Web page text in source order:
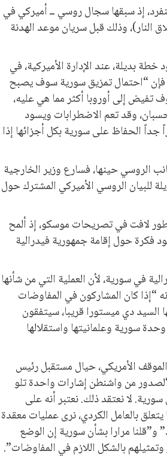
إذ سبقها سجال روسي ــ أميركي في
وذلك قبل سريان موعد الهدنة
بديلة، عند الإدارة الأميركية، في
فإن “احتمال تمزيق سورية سوف يصبح
إلى أوروبا أكثر مما هي عليه،
وقد تعم الاضطرابات ويسود
الحفاظ على سورية بكل أجزائها إذا
الروسي حينها، فسارع وزير الخارجية
للبيان الروسي الأميركي المشترك حول
تطور لافت في تصريحات موسكو، إذ ألمح
فكرة حول إقامة جمهورية فيدرالية
في سورية، لأن العملية التي من شأنها
“إذا كان المشاركون في المفاوضات
دي ميستورا قريبا، سيتفقون
سورية وعلمانيتها واستقلالها
الأمريكي، حيال مستقبل رئيس
“لصدور من واشنطن إشارات واحدة تلو
لا نعتقد ذلك. نعتبر أنه على
بالعامل الكردي، نرى عمليات معقدة
مرارا بشأن سورية إن الوضع
بالشكل اللازم في المفاوضات”.